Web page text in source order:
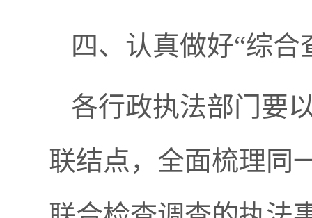
四、认真做好“综
各行政执法部门要
联结点，全面梳理同